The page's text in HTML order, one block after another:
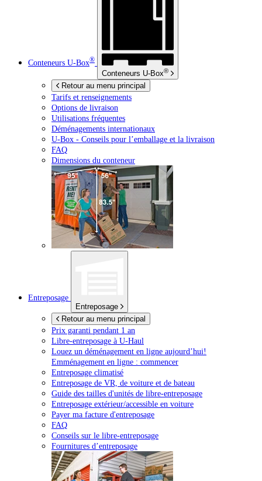
Conteneurs U-Box®
Conteneurs U-Box®
Retour au menu principal
Tarifs et renseignements
Options de livraison
Utilisations fréquentes
Déménagements internationaux
U-Box - Conseils pour l’emballage et la livraison
FAQ
Dimensions du conteneur
Entreposage
Entreposage
Retour au menu principal
Prix garanti pendant 1 an
Libre-entreposage à U-Haul
Louez un déménagement en ligne aujourd’hui!
Emménagement en ligne : commencer
Entreposage climatisé
Entreposage de VR, de voiture et de bateau
Guide des tailles d'unités de libre-entreposage
Entreposage extérieur/accessible en voiture
Payer ma facture d'entreposage
FAQ
Conseils sur le libre-entreposage
Fournitures d’entreposage